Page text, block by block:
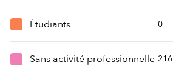
Étudiants 0
Sans activité professionnelle 216